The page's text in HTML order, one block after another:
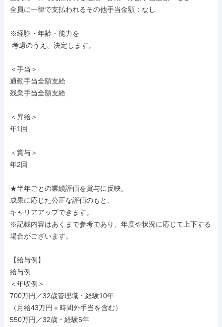
全員に一律で支払われるその他手当金額：なし
※経験・年齢・能力を
＜手当＞
通勤手当全額支給
残業手当全額支給
＜昇給＞
年1回
＜賞与＞
年2回
★半年ごとの業績評価を賞与に反映。
成果に応じた公正な評価のもと、
キャリアアップできます。
※記載内容はあくまで参考であり、年度や状況に応じて上下する
場合がございます。
【給与例】
給与例
＜年収例＞
700万円／32歳管理職・経験10年
（月給43万円＋時間外手当を含む）
550万円／32歳・経験5年